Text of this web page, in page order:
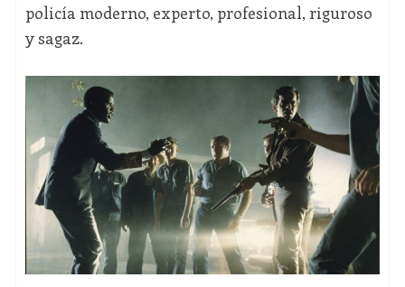
policía moderno, experto, profesional, riguroso
y sagaz.